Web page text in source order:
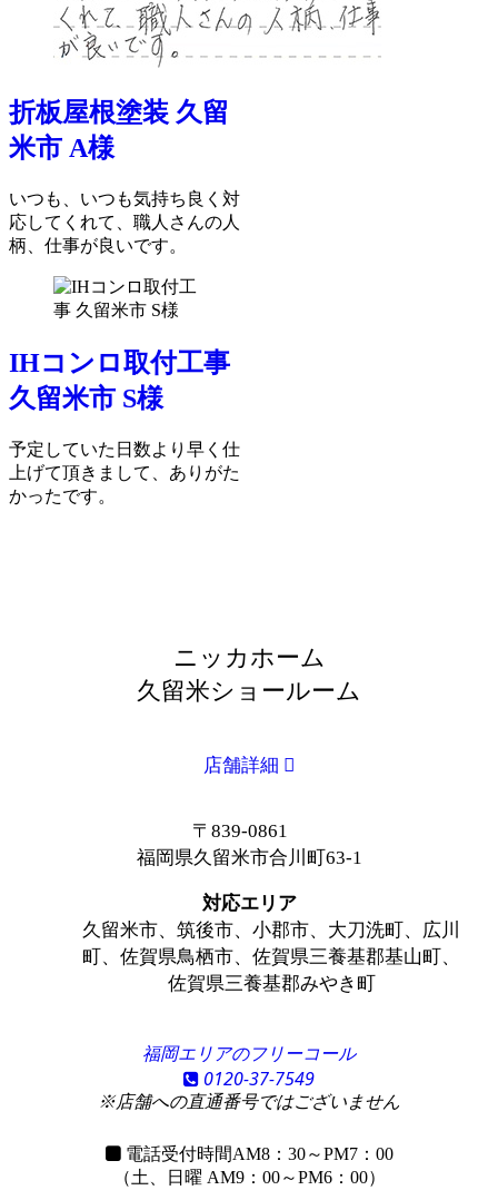
折板屋根塗装 久留
米市 A様
いつも、いつも気持ち良く対
応してくれて、職人さんの人
柄、仕事が良いです。
IHコンロ取付工事
久留米市 S様
予定していた日数より早く仕
上げて頂きまして、ありがた
かったです。
ニッカホーム
久留米ショールーム
店舗詳細
〒839-0861
福岡県久留米市合川町63-1
対応エリア
久留米市、筑後市、小郡市、大刀洗町、広川
町、佐賀県鳥栖市、佐賀県三養基郡基山町、
佐賀県三養基郡みやき町
福岡エリアのフリーコール
0120-37-7549
※店舗への直通番号ではございません
電話受付時間AM8：30～PM7：00
（土、日曜 AM9：00～PM6：00）